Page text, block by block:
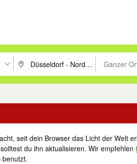
Vorschläge mit den Pfeiltasten nach
PLZ oder Ort eingeben. Ganzer
Suche im
seit dein Browser das Licht der Welt
du ihn aktualisieren. Wir empfehlen
benutzt.